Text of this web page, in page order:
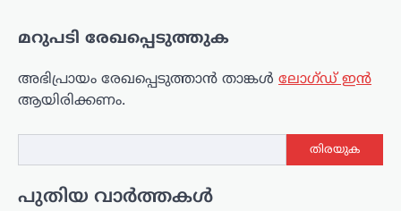
മറുപടി രേഖപ്പെടുത്തുക
അഭിപ്രായം രേഖപ്പെടുത്താ‍ൻ താങ്കൾ ലോഗ്ഡ് ഇൻ
ആയിരിക്കണം.
തിരയുക
പുതിയ വാർത്തകൾ